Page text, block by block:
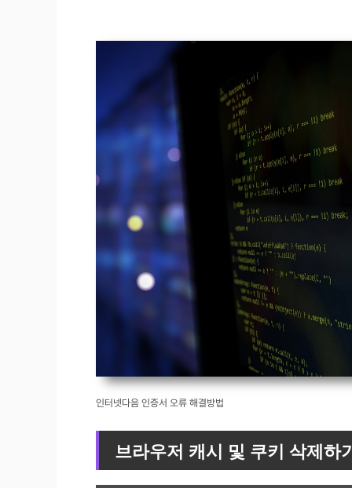
인터넷다음 인증서 오류 해결방법
브라우저 캐시 및 쿠키 삭제하